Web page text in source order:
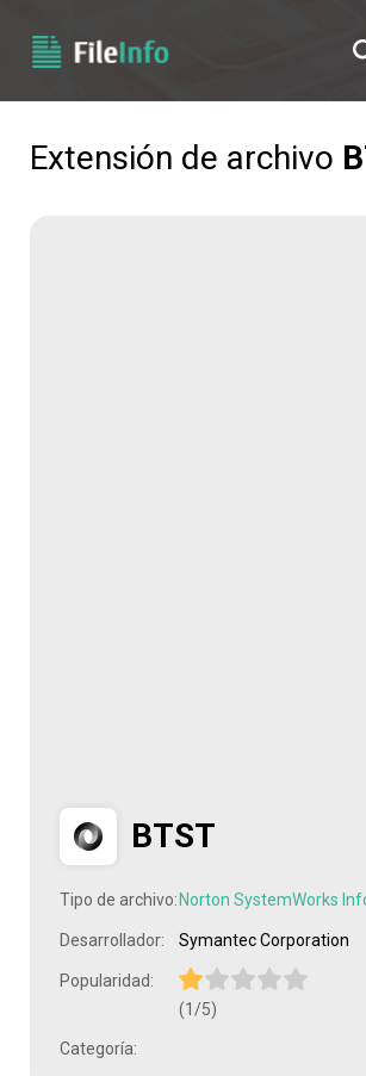
Extensión de archivo
BTST
Tipo de archivo: Norton SystemWorks
Desarrollador: Symantec Corporation
Popularidad:
(1/5)
Categoría: